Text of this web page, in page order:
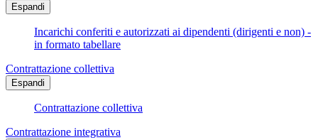
Espandi
Incarichi conferiti e autorizzati ai dipendenti (dirigenti e non) -
in formato tabellare
Contrattazione collettiva
Espandi
Contrattazione collettiva
Contrattazione integrativa